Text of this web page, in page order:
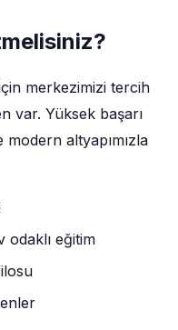
merkezimizi tercih
var. Yüksek başarı
modern altyapımızla
odaklı eğitim